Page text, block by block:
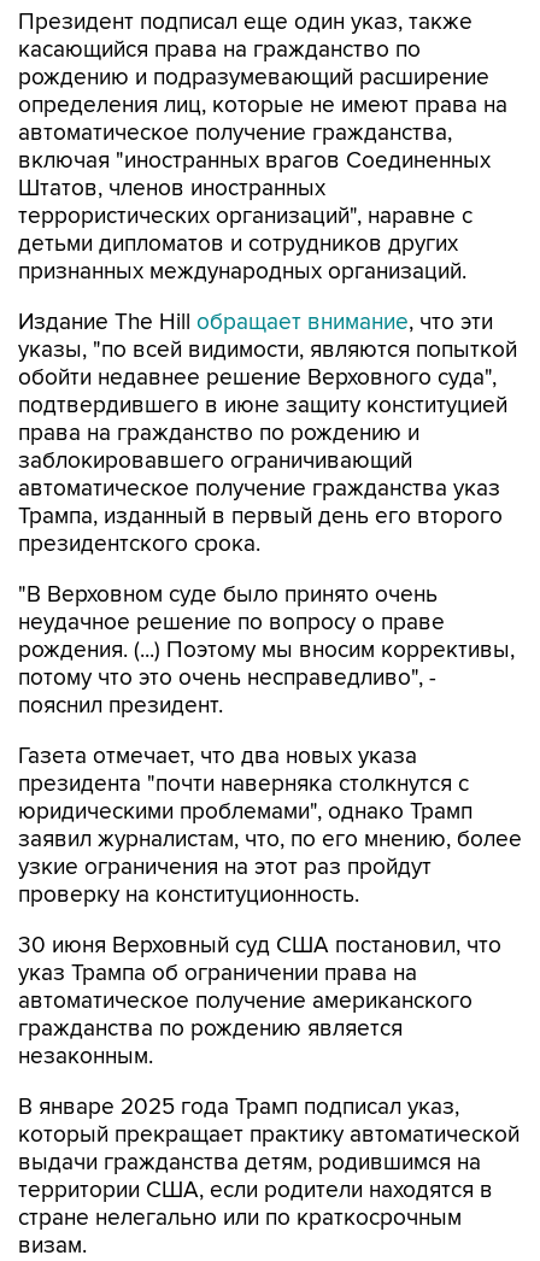
Президент подписал еще один указ, также
касающийся права на гражданство по
рождению и подразумевающий расширение
определения лиц, которые не имеют права на
автоматическое получение гражданства,
включая "иностранных врагов Соединенных
Штатов, членов иностранных
террористических организаций", наравне с
детьми дипломатов и сотрудников других
признанных международных организаций.
Издание The Hill обращает внимание, что эти
указы, "по всей видимости, являются попыткой
обойти недавнее решение Верховного суда",
подтвердившего в июне защиту конституцией
права на гражданство по рождению и
заблокировавшего ограничивающий
автоматическое получение гражданства указ
Трампа, изданный в первый день его второго
президентского срока.
"В Верховном суде было принято очень
неудачное решение по вопросу о праве
рождения. (...) Поэтому мы вносим коррективы,
потому что это очень несправедливо", -
пояснил президент.
Газета отмечает, что два новых указа
президента "почти наверняка столкнутся с
юридическими проблемами", однако Трамп
заявил журналистам, что, по его мнению, более
узкие ограничения на этот раз пройдут
проверку на конституционность.
30 июня Верховный суд США постановил, что
указ Трампа об ограничении права на
автоматическое получение американского
гражданства по рождению является
незаконным.
В январе 2025 года Трамп подписал указ,
который прекращает практику автоматической
выдачи гражданства детям, родившимся на
территории США, если родители находятся в
стране нелегально или по краткосрочным
визам.